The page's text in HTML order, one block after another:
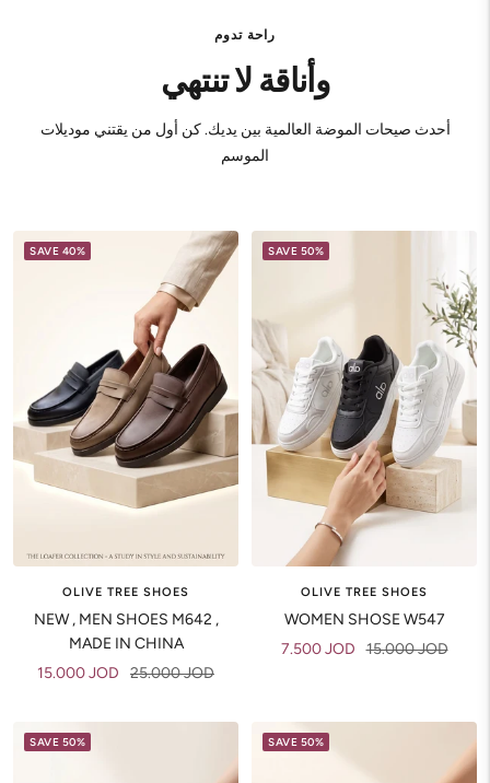
راحة تدوم
وأناقة لا تنتهي
أحدث صيحات الموضة العالمية بين يديك. كن أول من يقتني موديلات
الموسم
SAVE 40%
OLIVE TREE SHOES
NEW , MEN SHOES M642 ,
MADE IN CHINA
Sale
15.000 JOD
Regular
25.000 JOD
SAVE 50%
OLIVE TREE SHOES
WOMEN SHOSE W547
Sale
7.500 JOD Regular
15.000 JOD
SAVE 50% SAVE 50%